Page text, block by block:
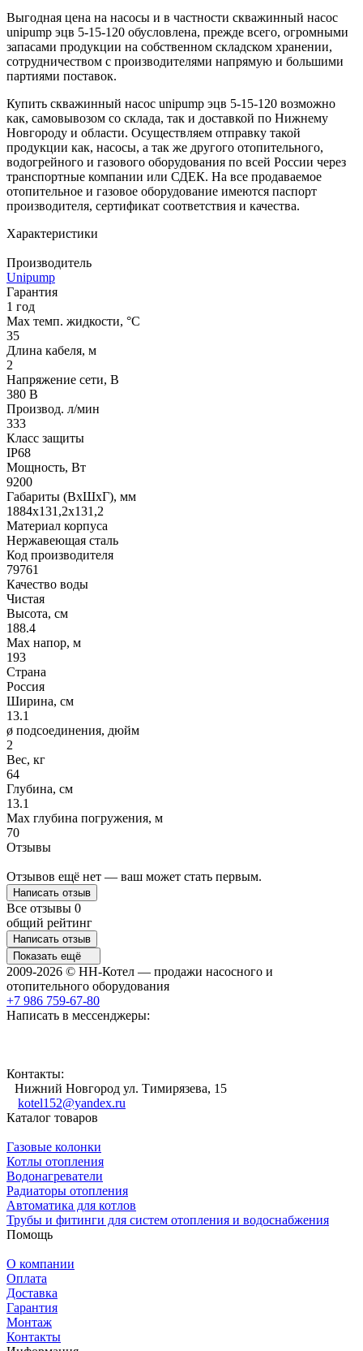
Выгодная цена на насосы и в частности скважинный насос
unipump эцв 5-15-120 обусловлена, прежде всего, огромными
запасами продукции на собственном складском хранении,
сотрудничеством с производителями напрямую и большими
партиями поставок.
Купить скважинный насос unipump эцв 5-15-120 возможно
как, самовывозом со склада, так и доставкой по Нижнему
Новгороду и области. Осуществляем отправку такой
продукции как, насосы, а так же другого отопительного,
водогрейного и газового оборудования по всей России через
транспортные компании или СДЕК. На все продаваемое
отопительное и газовое оборудование имеются паспорт
производителя, сертификат соответствия и качества.
Характеристики
Производитель
Unipump
Гарантия
1 год
Max темп. жидкости, °С
35
Длина кабеля, м
2
Напряжение сети, В
380 В
Производ. л/мин
333
Класс защиты
IP68
Мощность, Вт
9200
Габариты (ВхШхГ), мм
1884х131,2х131,2
Материал корпуса
Нержавеющая сталь
Код производителя
79761
Качество воды
Чистая
Высота, см
188.4
Max напор, м
193
Страна
Россия
Ширина, см
13.1
ø подсоединения, дюйм
2
Вес, кг
64
Глубина, см
13.1
Max глубина погружения, м
70
Отзывы
Отзывов ещё нет — ваш может стать первым.
Написать отзыв
Все отзывы 0
общий рейтинг
Написать отзыв
Показать ещё
2009-2026 © НН-Котел — продажи насосного и
отопительного оборудования
+7 986 759-67-80
Написать в мессенджеры:
Контакты:
Нижний Новгород ул. Тимирязева, 15
kotel152@yandex.ru
Каталог товаров
Газовые колонки
Котлы отопления
Водонагреватели
Радиаторы отопления
Автоматика для котлов
Трубы и фитинги для систем отопления и водоснабжения
Помощь
О компании
Оплата
Доставка
Гарантия
Монтаж
Контакты